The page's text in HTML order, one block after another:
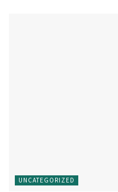
UNCATEGORIZED